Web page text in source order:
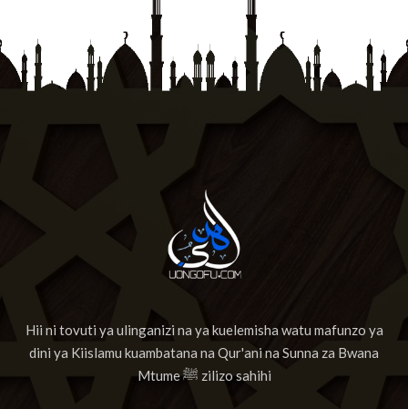
Hii ni tovuti ya ulinganizi na ya kuelemisha watu mafunzo ya
dini ya Kiislamu kuambatana na Qur'ani na Sunna za Bwana
Mtume ﷺ zilizo sahihi